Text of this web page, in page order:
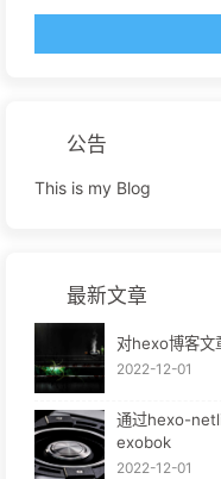
公告
This is my Blog
最新文章
对hexo博客
2022-12-01
通过hexo-
exobok
2022-12-01